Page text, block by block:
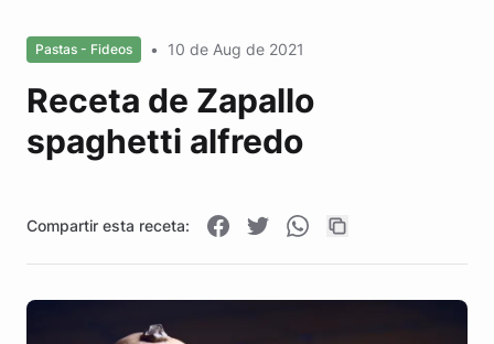
Pastas - Fideos • 10 de Aug de 2021
Receta de Zapallo
spaghetti alfredo
Compartir esta receta: